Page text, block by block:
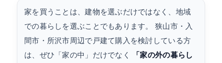
家を買うことは、建物を選ぶだけではなく、地域
での暮らしを選ぶことでもあります。 狭山市・入
間市・所沢市周辺で戸建て購入を検討している方
は、ぜひ「家の中」だけでなく
「家の外の暮らし